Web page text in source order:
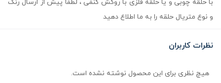
با حلقه چوبی و یا حلقه فلزی با روکش کنفی ، لطفا پیش از ارسال رنگ
و نوع متریال حلقه را به ما اطلاع دهید
نظرات کاربران
هیچ نظری برای این محصول نوشته نشده است.